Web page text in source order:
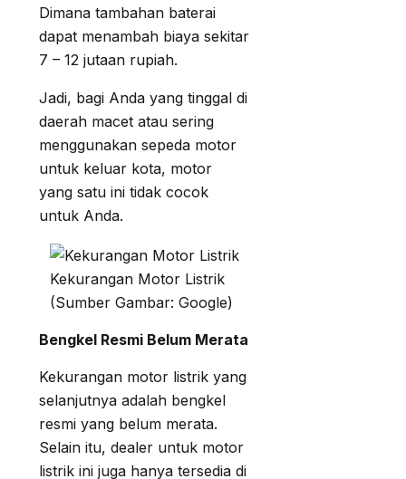
Dimana tambahan baterai
dapat menambah biaya sekitar
7 – 12 jutaan rupiah.
Jadi, bagi Anda yang tinggal di
daerah macet atau sering
menggunakan sepeda motor
untuk keluar kota, motor
yang satu ini tidak cocok
untuk Anda.
Kekurangan Motor Listrik
(Sumber Gambar: Google)
Bengkel Resmi Belum Merata
Kekurangan motor listrik yang
selanjutnya adalah bengkel
resmi yang belum merata.
Selain itu, dealer untuk motor
listrik ini juga hanya tersedia di